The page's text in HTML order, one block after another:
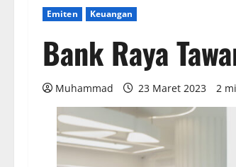
Emiten Keuangan
Bank Raya
Muhammad 23 Maret 2023 2